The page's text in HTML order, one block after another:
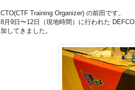
CTO(CTF Training Organizer) の前田です。
8月9日〜12日（現地時間）に行われた
加してきました。